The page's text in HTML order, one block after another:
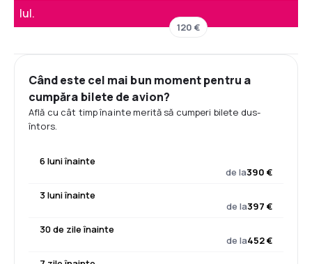
Iul.
120 €
Când este cel mai bun moment pentru a
cumpăra bilete de avion?
Află cu cât timp înainte merită să cumperi bilete dus-
întors.
6 luni înainte
de la390 €
3 luni înainte
de la397 €
30 de zile înainte
de la452 €